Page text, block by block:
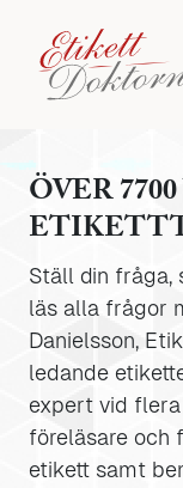
ÖVER
Ställ din fråga,
läs alla frågor
Danielsson,
ledande
expert vid
föreläsare och
etikett samt